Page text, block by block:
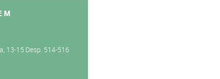
13-15 Desp. 514-516